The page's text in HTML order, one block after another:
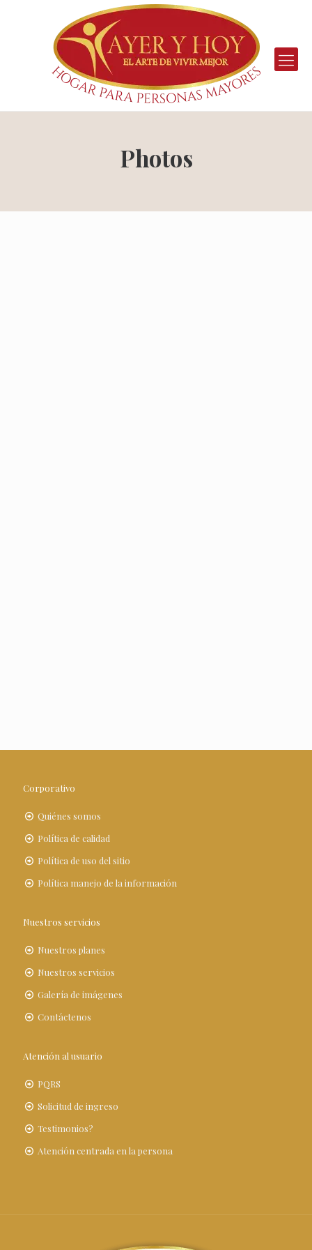
Photos
Corporativo
Quiénes somos
Política de calidad
Política de uso del sitio
Política manejo de la información
Nuestros servicios
Nuestros planes
Nuestros servicios
Galería de imágenes
Contáctenos
Atención al usuario
PQRS
Solicitud de ingreso
Testimonios?
Atención centrada en la persona